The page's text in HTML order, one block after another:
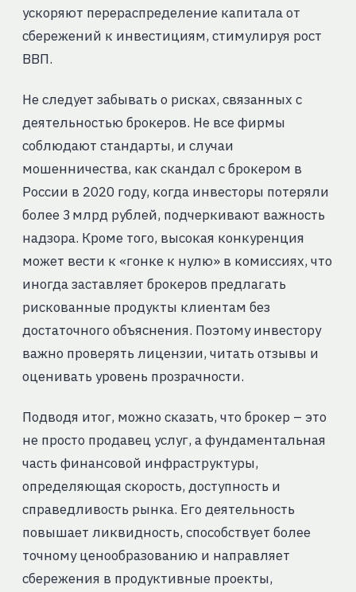
ускоряют перераспределение капитала от
сбережений к инвестициям, стимулируя рост
ВВП.
Не следует забывать о рисках, связанных с
деятельностью брокеров. Не все фирмы
соблюдают стандарты, и случаи
мошенничества, как скандал с брокером в
России в 2020 году, когда инвесторы потеряли
более 3 млрд рублей, подчеркивают важность
надзора. Кроме того, высокая конкуренция
может вести к «гонке к нулю» в комиссиях, что
иногда заставляет брокеров предлагать
рискованные продукты клиентам без
достаточного объяснения. Поэтому инвестору
важно проверять лицензии, читать отзывы и
оценивать уровень прозрачности.
Подводя итог, можно сказать, что брокер – это
не просто продавец услуг, а фундаментальная
часть финансовой инфраструктуры,
определяющая скорость, доступность и
справедливость рынка. Его деятельность
повышает ликвидность, способствует более
точному ценообразованию и направляет
сбережения в продуктивные проекты,